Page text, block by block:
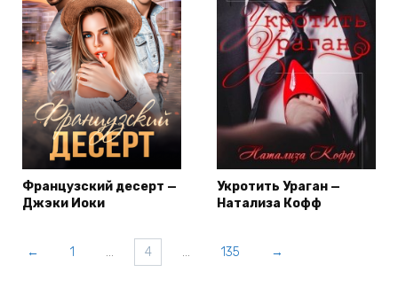
Французский десерт —
Джэки Иоки
Укротить Ураган —
Натализа Кофф
← 1 … 4 … 135 →